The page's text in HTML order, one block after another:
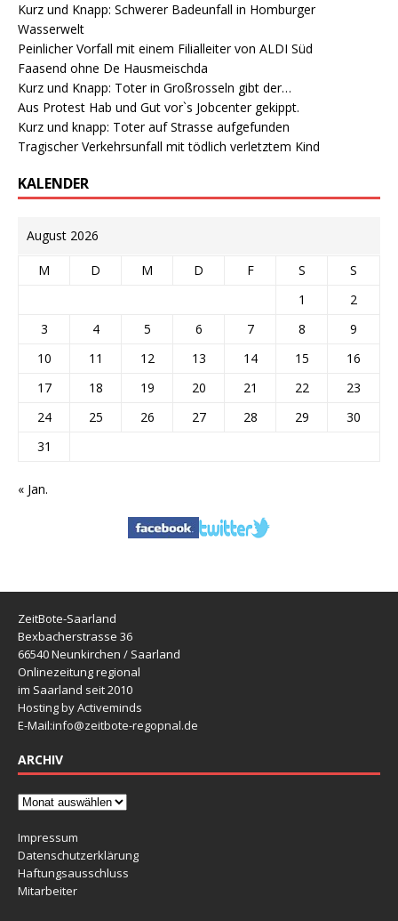
Kurz und Knapp: Schwerer Badeunfall in Homburger
Wasserwelt
Peinlicher Vorfall mit einem Filialleiter von ALDI Süd
Faasend ohne De Hausmeischda
Kurz und Knapp: Toter in Großrosseln gibt der…
Aus Protest Hab und Gut vor`s Jobcenter gekippt.
Kurz und knapp: Toter auf Strasse aufgefunden
Tragischer Verkehrsunfall mit tödlich verletztem Kind
KALENDER
August 2026
M D M D F S
S
1
2
3
4 5 6 7 8
9
10
11 12 13 14 15
16
17
18 19 20 21 22
23
24
25 26 27 28 29
30
31
« Jan.
ZeitBote-Saarland
Bexbacherstrasse 36
66540 Neunkirchen / Saarland
Onlinezeitung regional
im Saarland seit 2010
Hosting by Activeminds
E-Mail:info@zeitbote-regopnal.de
ARCHIV
Impressum
Datenschutzerklärung
Haftungsausschluss
Mitarbeiter